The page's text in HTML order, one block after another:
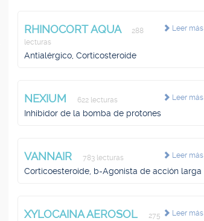
Leer más
RHINOCORT AQUA
288
lecturas
Antialérgico, Corticosteroide
Leer más
NEXIUM 622 lecturas
Inhibidor de la bomba de protones
Leer más
VANNAIR 783 lecturas
Corticoesteroide, b-Agonista de acción larga
Leer más
XYLOCAINA AEROSOL
275